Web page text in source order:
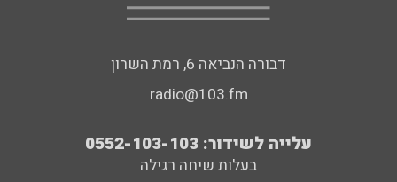
דבורה הנביאה 6, רמת השרון
radio@103.fm
עלייה לשידור: 0552-103-103
בעלות שיחה רגילה